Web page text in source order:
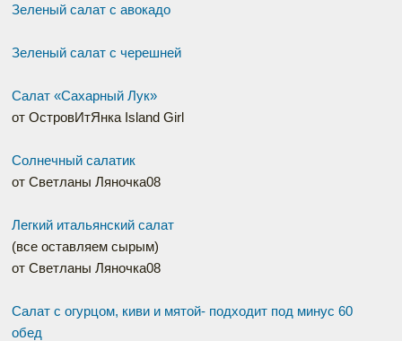
Зеленый салат с авокадо
Зеленый салат с черешней
Салат «Сахарный Лук»
от ОстровИтЯнка Island Girl
Солнечный салатик
от Светланы Ляночка08
Легкий итальянский салат
(все оставляем сырым)
от Светланы Ляночка08
Салат с огурцом, киви и мятой- подходит под минус 60
обед